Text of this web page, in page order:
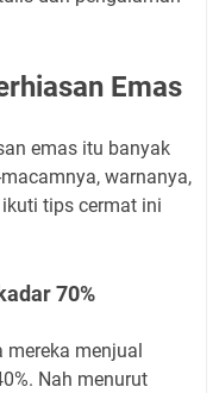
Emas
emas itu banyak
warnanya,
tips cermat ini
70%
menjual
Nah menurut